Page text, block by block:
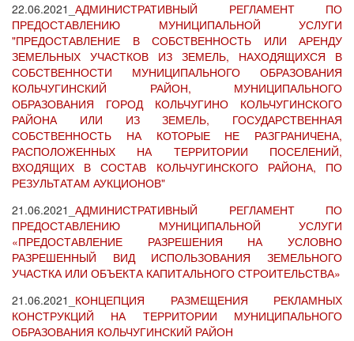
22.06.2021_ АДМИНИСТРАТИВНЫЙ РЕГЛАМЕНТ ПО
ПРЕДОСТАВЛЕНИЮ МУНИЦИПАЛЬНОЙ УСЛУГИ
"ПРЕДОСТАВЛЕНИЕ В СОБСТВЕННОСТЬ ИЛИ АРЕНДУ
ЗЕМЕЛЬНЫХ УЧАСТКОВ ИЗ ЗЕМЕЛЬ, НАХОДЯЩИХСЯ В
СОБСТВЕННОСТИ МУНИЦИПАЛЬНОГО ОБРАЗОВАНИЯ
КОЛЬЧУГИНСКИЙ РАЙОН, МУНИЦИПАЛЬНОГО
ОБРАЗОВАНИЯ ГОРОД КОЛЬЧУГИНО КОЛЬЧУГИНСКОГО
РАЙОНА ИЛИ ИЗ ЗЕМЕЛЬ, ГОСУДАРСТВЕННАЯ
СОБСТВЕННОСТЬ НА КОТОРЫЕ НЕ РАЗГРАНИЧЕНА,
РАСПОЛОЖЕННЫХ НА ТЕРРИТОРИИ ПОСЕЛЕНИЙ,
ВХОДЯЩИХ В СОСТАВ КОЛЬЧУГИНСКОГО РАЙОНА, ПО
РЕЗУЛЬТАТАМ АУКЦИОНОВ"
21.06.2021_ АДМИНИСТРАТИВНЫЙ РЕГЛАМЕНТ ПО
ПРЕДОСТАВЛЕНИЮ МУНИЦИПАЛЬНОЙ УСЛУГИ
«ПРЕДОСТАВЛЕНИЕ РАЗРЕШЕНИЯ НА УСЛОВНО
РАЗРЕШЕННЫЙ ВИД ИСПОЛЬЗОВАНИЯ ЗЕМЕЛЬНОГО
УЧАСТКА ИЛИ ОБЪЕКТА КАПИТАЛЬНОГО СТРОИТЕЛЬСТВА»
21.06.2021_ КОНЦЕПЦИЯ РАЗМЕЩЕНИЯ РЕКЛАМНЫХ
КОНСТРУКЦИЙ НА ТЕРРИТОРИИ МУНИЦИПАЛЬНОГО
ОБРАЗОВАНИЯ КОЛЬЧУГИНСКИЙ РАЙОН